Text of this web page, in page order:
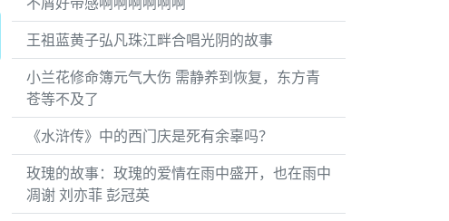
王祖蓝黄子弘凡珠江畔合唱光阴的故事
小兰花修命簿元气大伤 需静养到恢复，东方青
苍等不及了
《水浒传》中的西门庆是死有余辜吗？
玫瑰的故事：玫瑰的爱情在雨中盛开，也在雨中
凋谢 刘亦菲 彭冠英